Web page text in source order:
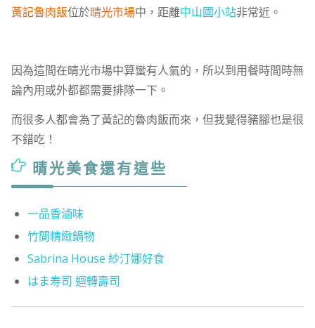
黃記魯肉飯位於晴光市場中，距離中山國小站非常近。
因為這間在晴光市場中算蠻有人氣的，所以到用餐時間時無
論內用或外都都需要排隊一下。
而很多人都會為了黃記的魯肉飯而來，但我覺得豬腳也是很
不錯吃！
晴光美食還有這些
一品香滷味
竹間精緻鍋物
Sabrina House 紗汀娜好食
はま寿司 迴轉壽司